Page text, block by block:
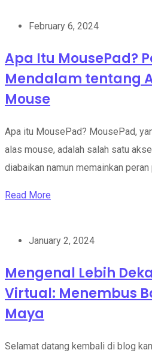
February 6, 2024
Apa Itu MousePad?
Mendalam tentang
Mouse
Apa itu MousePad? MousePad,
alas mouse, adalah salah satu
diabaikan namun memainkan
Read More
January 2, 2024
Mengenal Lebih
Virtual: Menembus
Maya
Selamat datang kembali di blog